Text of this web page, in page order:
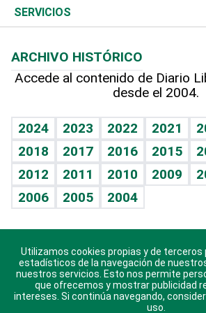
Resto del mundo
Economía personal
Podcast Arte Libre
Hablando con el pediatra
Vida y familia
Eñe
Celebrando la vida
Sin complejos
En pocas palabras
Escuchando al corazón
Economía Personal
Más deportes
Línea de hit
TBT Deportivo
Noticiero Poteleche
Lecturas
Cambio climático
Opinión
Hecho en casa
Guía del dinero
SERVICIOS
Cumpleaños
Horóscopos
Juegos
ARCHIVO HISTÓRICO
Accede al contenido de Diario
desde el 2004.
2024 2023 2022 2021
2018
2017 2016 2015
2012
2011 2010 2009
2006
2005 2004
Descarga nuestras aplicaciones
sistema Huawei.
Utilizamos cookies propias y de
estadísticos de la navegación de
nuestros servicios. Esto nos permite
que ofrecemos y mostrar publicidad
intereses. Si continúa navegando,
uso.